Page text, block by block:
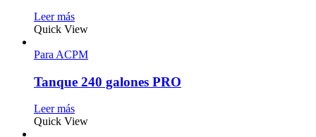
Leer más
Quick View
Para ACPM
Tanque 240 galones PRO
Leer más
Quick View